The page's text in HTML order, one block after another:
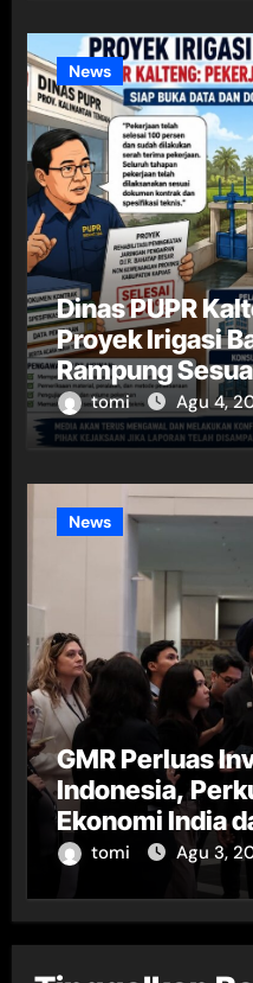
News
Dinas PUPR
Proyek Irigasi
Rampung
tomi Agu 4,
News
GMR Perluas
Indonesia,
Ekonomi India
tomi Agu 3,